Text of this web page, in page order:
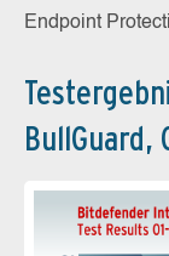
Endpoint
BullGuard,